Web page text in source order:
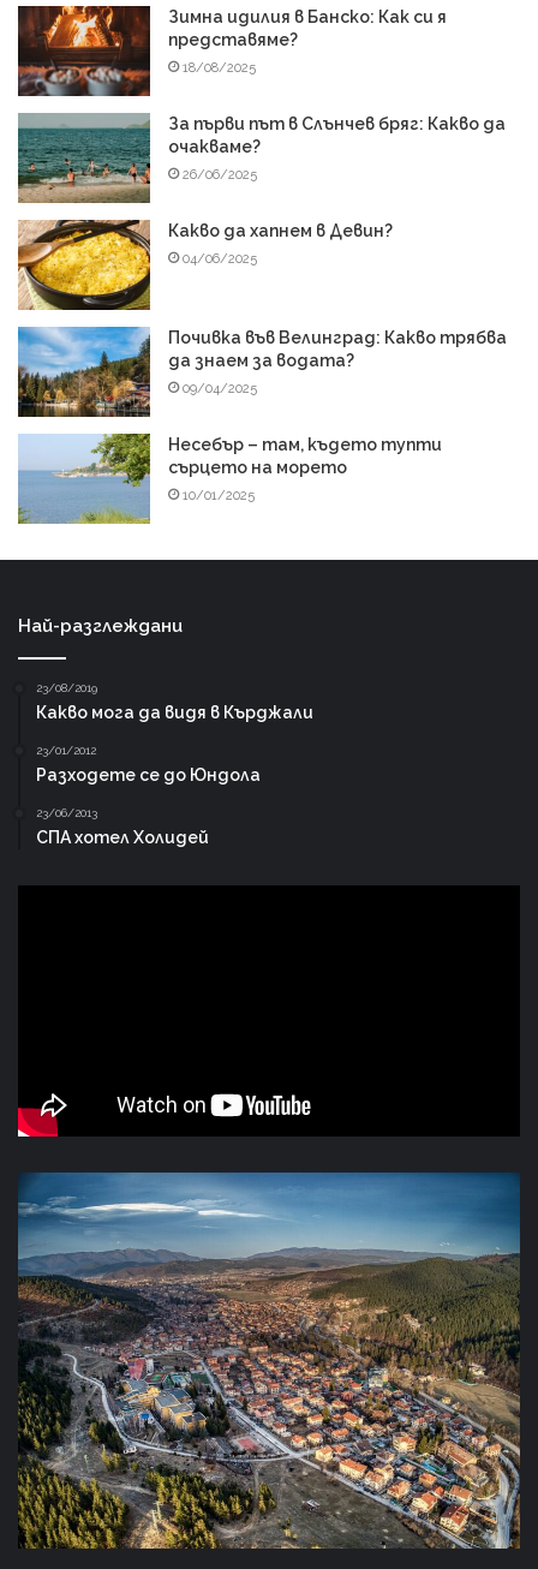
Зимна идилия в Банско: Как си я
представяме?
18/08/2025
За първи път в Слънчев бряг: Какво да
очакваме?
26/06/2025
Какво да хапнем в Девин?
04/06/2025
Почивка във Велинград: Какво трябва
да знаем за водата?
09/04/2025
Несебър – там, където тупти
сърцето на морето
10/01/2025
Най-разглеждани
23/08/2019
Какво мога да видя в Кърджали
23/01/2012
Разходете се до Юндола
23/06/2013
СПА хотел Холидей